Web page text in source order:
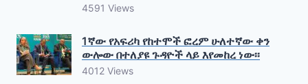
4591 Views
1ኛው የአፍሪካ የከተሞች ፎረም ሁለተኛው ቀን
ውሎው በተለያዩ ጉዳዮች ላይ እየመከረ ነው፡፡
4012 Views